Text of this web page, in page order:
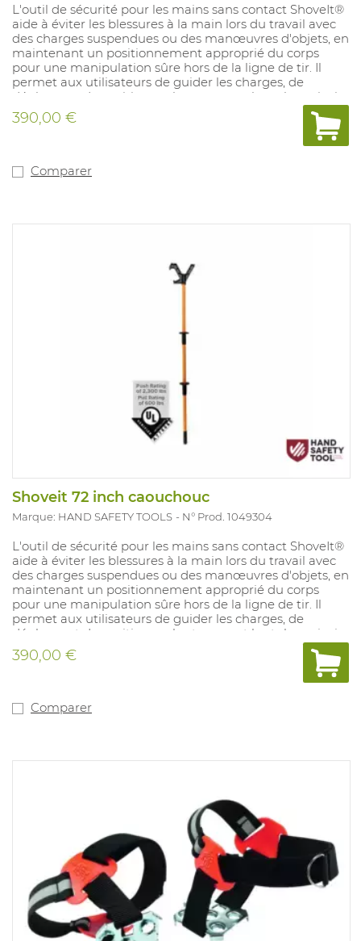
L'outil de sécurité pour les mains sans contact ShoveIt®
aide à éviter les blessures à la main lors du travail avec
des charges suspendues ou des manœuvres d'objets, en
maintenant un positionnement approprié du corps
pour une manipulation sûre hors de la ligne de tir. Il
permet aux utilisateurs de guider les charges, de
déplacer et de positionner les tuyaux et les tubes, ainsi
que de saisir les élingues et les slogans sans placer
physiquement les mains sur l'article.
Matériel: caoutchouc.
390,00 €
Comparer
Shoveit 72 inch caouchouc
Marque: HAND SAFETY TOOLS N° Prod. 1049304
L'outil de sécurité pour les mains sans contact ShoveIt®
aide à éviter les blessures à la main lors du travail avec
des charges suspendues ou des manœuvres d'objets, en
maintenant un positionnement approprié du corps
pour une manipulation sûre hors de la ligne de tir. Il
permet aux utilisateurs de guider les charges, de
déplacer et de positionner les tuyaux et les tubes, ainsi
que de saisir les élingues et les slogans sans placer
physiquement les mains sur l'article.
Matériel: caoutchouc.
390,00 €
Comparer